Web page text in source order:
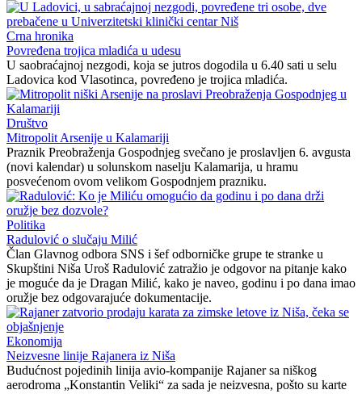
Crna hronika
Povređena trojica mladića u udesu
U saobraćajnoj nezgodi, koja se jutros dogodila u 6.40 sati u selu
Ladovica kod Vlasotinca, povređeno je trojica mladića.
Društvo
Mitropolit Arsenije u Kalamariji
Praznik Preobraženja Gospodnjeg svečano je proslavljen 6. avgusta
(novi kalendar) u solunskom naselju Kalamarija, u hramu
posvećenom ovom velikom Gospodnjem prazniku.
Politika
Radulović o slučaju Milić
Član Glavnog odbora SNS i šef odborničke grupe te stranke u
Skupštini Niša Uroš Radulović zatražio je odgovor na pitanje kako
je moguće da je Dragan Milić, kako je naveo, godinu i po dana imao
oružje bez odgovarajuće dokumentacije.
Ekonomija
Neizvesne linije Rajanera iz Niša
Budućnost pojedinih linija avio-kompanije Rajaner sa niškog
aerodroma „Konstantin Veliki“ za sada je neizvesna, pošto su karte